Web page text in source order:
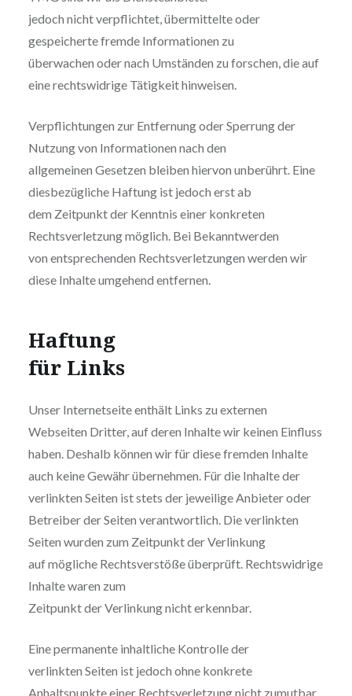
jedoch nicht verpflichtet, übermittelte oder
gespeicherte fremde Informationen zu
überwachen oder nach Umständen zu forschen, die auf
eine rechtswidrige Tätigkeit hinweisen.
Verpflichtungen zur Entfernung oder Sperrung der
Nutzung von Informationen nach den
allgemeinen Gesetzen bleiben hiervon unberührt. Eine
diesbezügliche Haftung ist jedoch erst ab
dem Zeitpunkt der Kenntnis einer konkreten
Rechtsverletzung möglich. Bei Bekanntwerden
von entsprechenden Rechtsverletzungen werden wir
diese Inhalte umgehend entfernen.
Haftung
für Links
Unser Internetseite enthält Links zu externen
Webseiten Dritter, auf deren Inhalte wir keinen Einfluss
haben. Deshalb können wir für diese fremden Inhalte
auch keine Gewähr übernehmen. Für die Inhalte der
verlinkten Seiten ist stets der jeweilige Anbieter oder
Betreiber der Seiten verantwortlich. Die verlinkten
Seiten wurden zum Zeitpunkt der Verlinkung
auf mögliche Rechtsverstöße überprüft. Rechtswidrige
Inhalte waren zum
Zeitpunkt der Verlinkung nicht erkennbar.
Eine permanente inhaltliche Kontrolle der
verlinkten Seiten ist jedoch ohne konkrete
Anhaltspunkte einer Rechtsverletzung nicht zumutbar.